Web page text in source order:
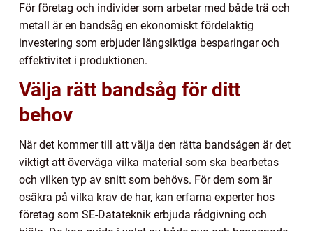
För företag och individer som arbetar med både trä och
metall är en bandsåg en ekonomiskt fördelaktig
investering som erbjuder långsiktiga besparingar och
effektivitet i produktionen.
Välja rätt bandsåg för ditt
behov
När det kommer till att välja den rätta bandsågen är det
viktigt att överväga vilka material som ska bearbetas
och vilken typ av snitt som behövs. För dem som är
osäkra på vilka krav de har, kan erfarna experter hos
företag som SE-Datateknik erbjuda rådgivning och